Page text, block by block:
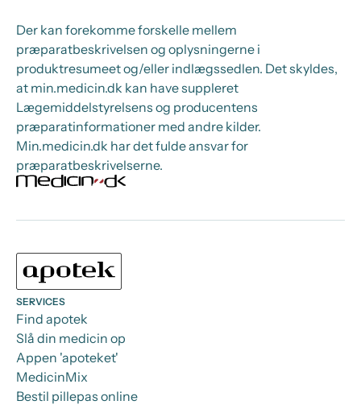
Der kan forekomme forskelle mellem
præparatbeskrivelsen og oplysningerne i
produktresumeet og/eller indlægssedlen. Det skyldes,
at min.medicin.dk kan have suppleret
Lægemiddelstyrelsens og producentens
præparatinformationer med andre kilder.
Min.medicin.dk har det fulde ansvar for
præparatbeskrivelserne.
SERVICES
Find apotek
Slå din medicin op
Appen 'apoteket'
MedicinMix
Bestil pillepas online